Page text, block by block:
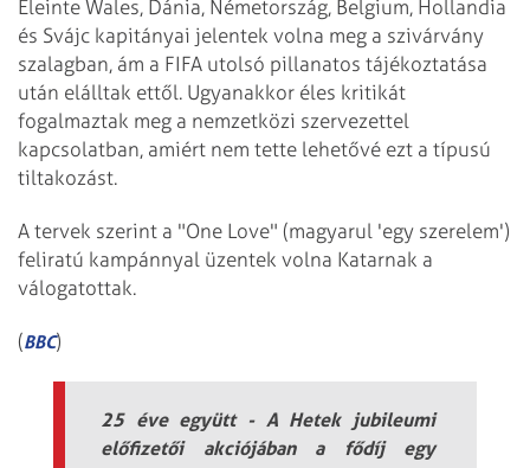
Eleinte Wales, Dánia, Németország, Belgium, Hollandia
és Svájc kapitányai jelentek volna meg a szivárvány
szalagban, ám a FIFA utolsó pillanatos tájékoztatása
után elálltak ettől. Ugyanakkor éles kritikát
fogalmaztak meg a nemzetközi szervezettel
kapcsolatban, amiért nem tette lehetővé ezt a típusú
tiltakozást.
A tervek szerint a "One Love" (magyarul 'egy szerelem')
feliratú kampánnyal üzentek volna Katarnak a
válogatottak.
(BBC)
25 éve együtt - A Hetek jubileumi
előfizetői akciójában a fődíj egy